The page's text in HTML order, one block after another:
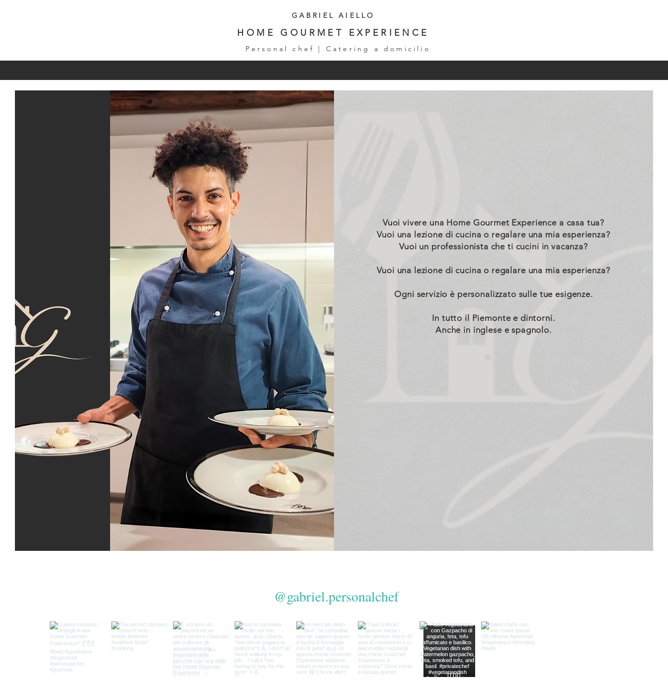
GABRIEL AIELLO
HOME GOURMET EXPERIENCE
Personal chef | Catering a domicilio
Vuoi vivere una Home Gourmet Experience a casa tua?
Vuoi una lezione di cucina o regalare una mia esperienza?
Vuoi un professionista che ti cucini in vacanza?
Vuoi una lezione di cucina o regalare una mia esperienza?
Ogni servizio è personalizzato sulle tue esigenze.
In tutto il Piemonte e dintorni.
Anche in inglese e spagnolo.
@gabriel.personalchef